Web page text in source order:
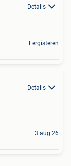
Details
Eergisteren
Details
3 aug 26